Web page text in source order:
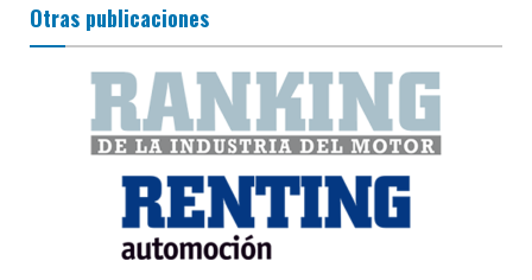
Otras publicaciones